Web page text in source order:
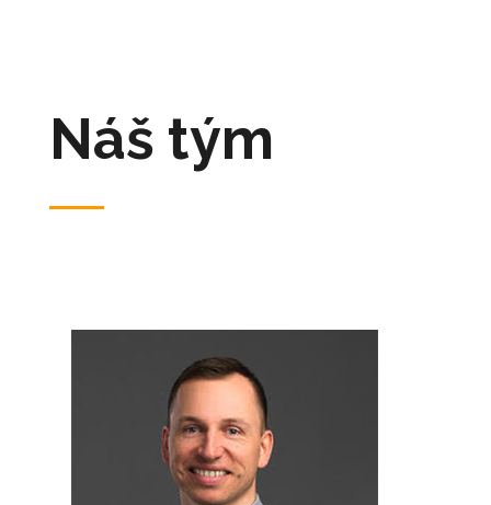
Náš tým